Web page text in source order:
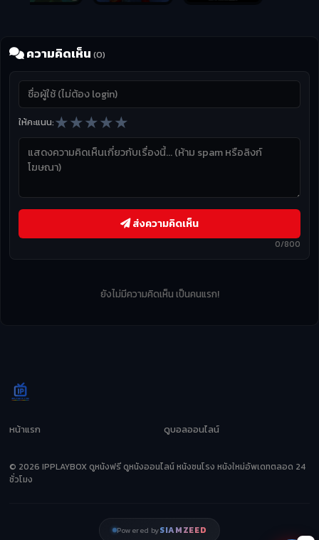
ความคิดเห็น (0)
ให้คะแนน:★★★★★
0/800
ส่งความคิดเห็น
ยังไม่มีความคิดเห็น เป็นคนแรก!
หน้าแรก ดูบอลออนไลน์
© 2026 IPPLAYBOX ดูหนังฟรี ดูหนังออนไลน์ หนังชนโรง หนังใหม่อัพเดทตลอด 24
ชั่วโมง
Powered bySIAMZEED